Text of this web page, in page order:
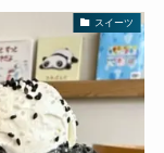
スイーツ